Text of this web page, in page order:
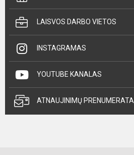
LAISVOS DARBO VIETOS
INSTAGRAMAS
YOUTUBE KANALAS
ATNAUJINIMŲ PRENUMERATA